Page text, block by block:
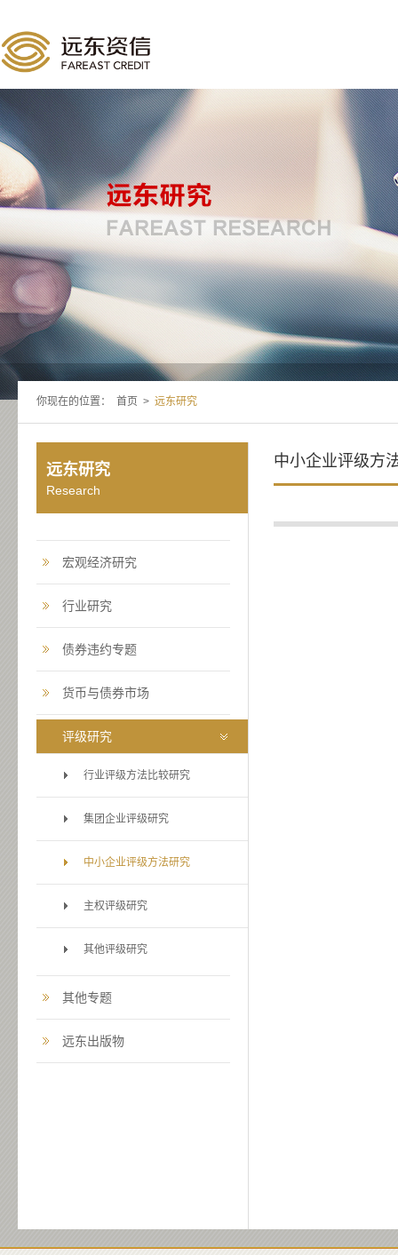
你现在的位置： 首页 > 远东研究
远东研究
Research
宏观经济研究
行业研究
债券违约专题
货币与债券市场
评级研究
行业评级方法比较研究
集团企业评级研究
中小企业评级方法研究
主权评级研究
其他评级研究
其他专题
远东出版物
中小企业评级方